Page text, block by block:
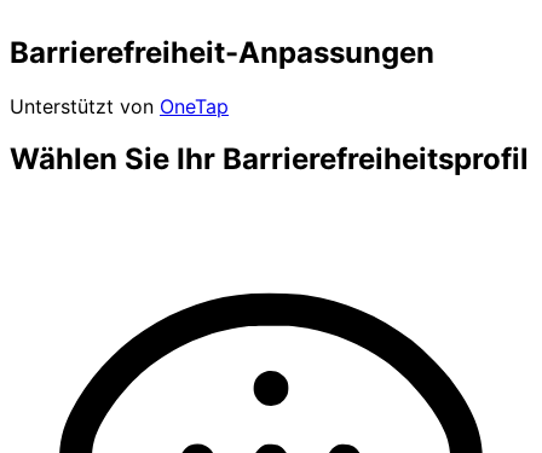
Barrierefreiheit-Anpassungen
Unterstützt von OneTap
Wählen Sie Ihr Barrierefreiheitsprofil